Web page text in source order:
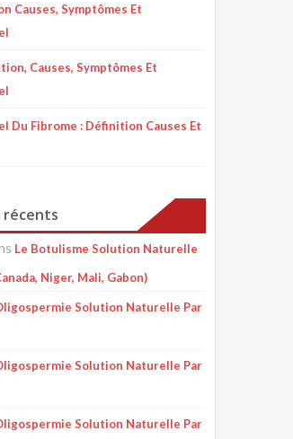
Causes, Symptômes Et
Causes, Symptômes Et
Du Fibrome : Définition Causes Et
récents
Le Botulisme Solution Naturelle
Niger, Mali, Gabon)
Solution Naturelle Par
Solution Naturelle Par
Solution Naturelle Par